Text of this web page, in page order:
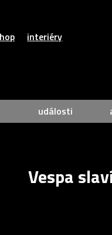
interiéry
události
Vespa